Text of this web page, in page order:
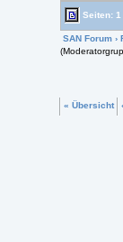
Seiten: 1
SAN Forum›
« Übersicht